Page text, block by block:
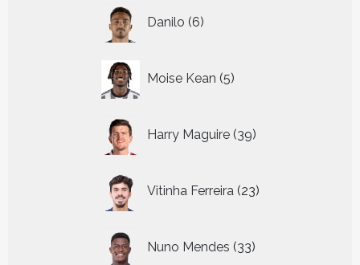
Danilo 6
producten
Moise Kean 5
producten
Harry Maguire 39
producten
Vitinha Ferreira 23
producten
Nuno Mendes 33
producten